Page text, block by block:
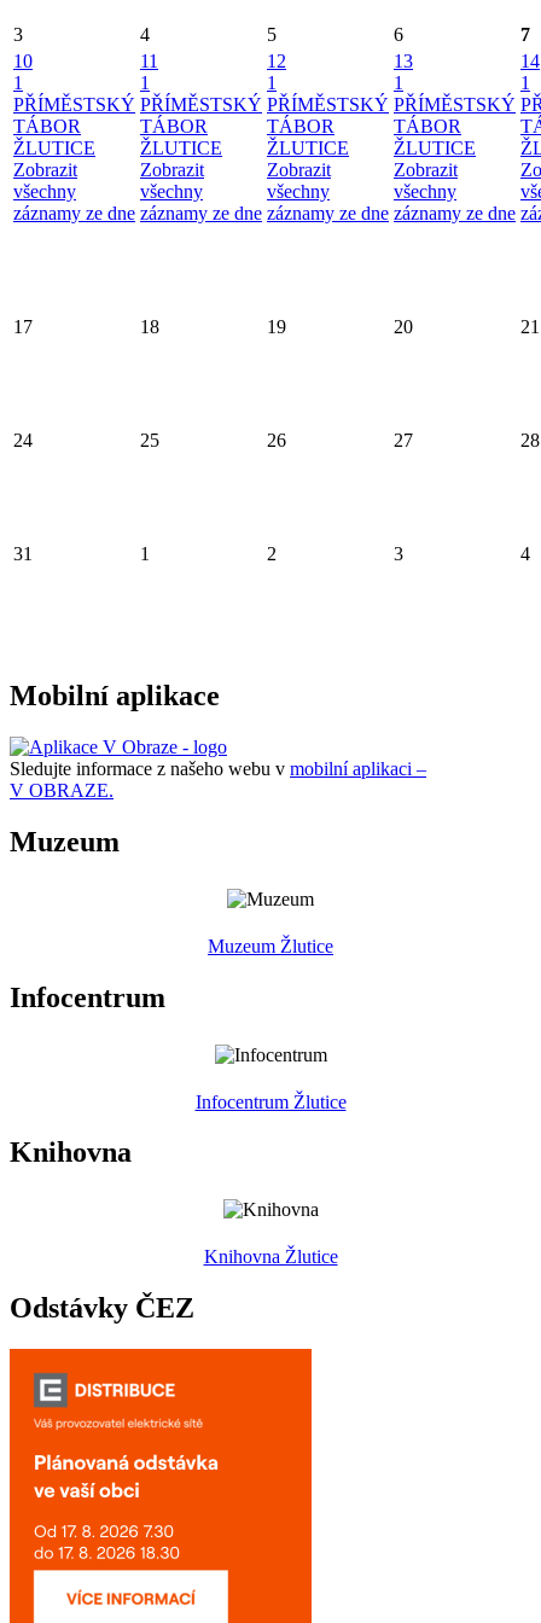
3 4 5 6
7
10
1
PŘÍMĚSTSKÝ
TÁBOR
ŽLUTICE
Zobrazit
všechny
záznamy ze dne
11
1
PŘÍMĚSTSKÝ
TÁBOR
ŽLUTICE
Zobrazit
všechny
záznamy ze dne
12
1
PŘÍMĚSTSKÝ
TÁBOR
ŽLUTICE
Zobrazit
všechny
záznamy ze dne
13
1
PŘÍMĚSTSKÝ
TÁBOR
ŽLUTICE
Zobrazit
všechny
záznamy ze dne
14
1
17 18 19 20 21
24 25 26 27 28
31 1 2 3 4
Mobilní aplikace
Sledujte informace z našeho webu v mobilní aplikaci –
V OBRAZE.
Muzeum
Muzeum Žlutice
Infocentrum
Infocentrum Žlutice
Knihovna
Knihovna Žlutice
Odstávky ČEZ